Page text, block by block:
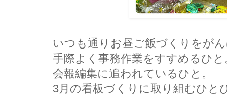
いつも通りお昼ご飯づくりをが
手際よく事務作業をすすめるひと
会報編集に追われているひと。
3月の看板づくりに取り組むひと